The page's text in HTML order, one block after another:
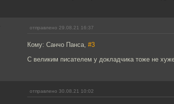
отправлено 29.08.21 16:37
Кому: Санчо Панса, #3
С великим писателем у докладчика тоже не
отправлено 30.08.21 10:02